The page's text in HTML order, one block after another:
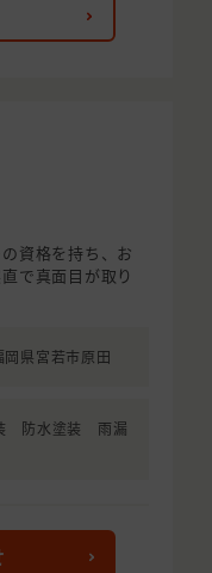
資格を持ち、お
で真面目が取り
県宮若市原田
防水塗装 雨漏